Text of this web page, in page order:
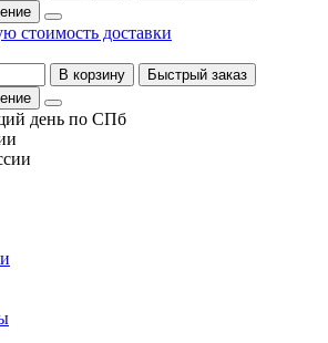
стоимость доставки
В корзину
Быстрый заказ
день по СПб